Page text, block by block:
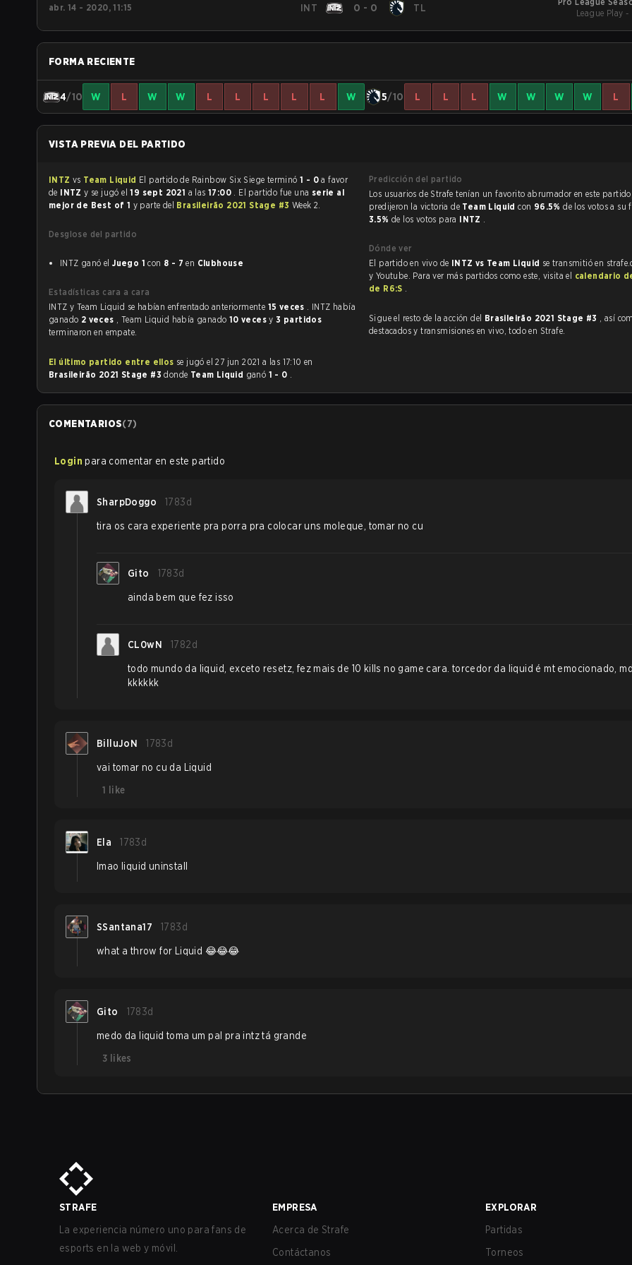
abr. 14 - 2020, 11:15 INT 0 - 0 TL
League Play -
FORMA RECIENTE
4/10 W L W W L L L L L W 5/10 L L L W W W W L
VISTA PREVIA DEL PARTIDO
INTZ vs Team Liquid El partido de Rainbow Six Siege terminó 1 - 0a favor
de INTZy se jugó el19 sept 2021 a las 17:00 . El partido fue una serie al
mejor de Best of 1 y parte del Brasileirão 2021 Stage #3 Week 2.
Desglose del partido
INTZ ganó elJuego 1 con 8 - 7 en Clubhouse
Estadísticas cara a cara
INTZ y Team Liquid se habían enfrentado anteriormente 15 veces . INTZ había
ganado 2 veces , Team Liquid había ganado 10 vecesy3 partidos
terminaron en empate.
El último partido entre ellos se jugó el 27 jun 2021 a las 17:10 en
Brasileirão 2021 Stage #3donde Team Liquid ganó 1 - 0 .
Predicción del partido
Los usuarios de Strafe tenían un favorito abrumador en este partido, y
predijeron la victoria de Team Liquidcon 96.5%de los votos a su
3.5% de los votos para INTZ .
Dónde ver
El partido en vivo de INTZ vs Team Liquid se transmitió en
y Youtube. Para ver más partidos como este, visita el calendario
de R6:S .
Sigue el resto de la acción del Brasileirão 2021 Stage #3 , así como
destacados y transmisiones en vivo, todo en Strafe.
COMENTARIOS(7)
Login para comentar en este partido
SharpDoggo 1783d
tira os cara experiente pra porra pra colocar uns moleque, tomar no cu
Gito 1783d
ainda bem que fez isso
CL0wN 1782d
todo mundo da liquid, exceto resetz, fez mais de 10 kills no game cara. torcedor da liquid é mt emocionado,
kkkkkk
BilluJoN 1783d
vai tomar no cu da Liquid
1
like
Ela 1783d
lmao liquid uninstall
SSantana17 1783d
what a throw for Liquid 😂😂😂
Gito 1783d
medo da liquid toma um pal pra intz tá grande
3 likes
STRAFE
La experiencia número uno para fans de
esports en la web y móvil.
EMPRESA
Acerca de Strafe
Contáctanos
EXPLORAR
Partidas
Torneos